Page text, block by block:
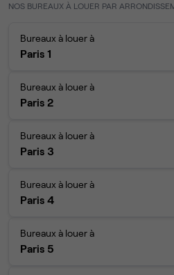
NOS BUREAUX À LOUER PAR
Bureaux à louer à
Paris 1
Bureaux à louer à
Paris 2
Bureaux à louer à
Paris 3
Bureaux à louer à
Paris 4
Bureaux à louer à
Paris 5